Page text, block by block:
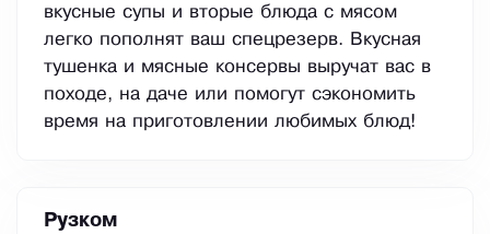
вкусные супы и вторые блюда с мясом
легко пополнят ваш спецрезерв. Вкусная
тушенка и мясные консервы выручат вас в
походе, на даче или помогут сэкономить
время на приготовлении любимых блюд!
Рузком